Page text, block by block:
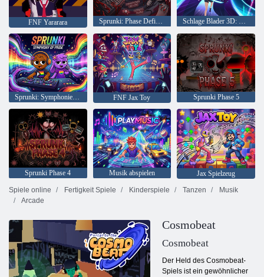
FNF Yararara Sprunki: Phase Definitive Edition Schlage Blader 3D: EDM-Musikrennen
Sprunki: Symphonie des Stolzes FNF Jax Toy Sprunki Phase 5
Sprunki Phase 4 Musik abspielen
Jax Spielzeug
Spiele online
Fertigkeit Spiele Kinderspiele Tanzen
Musik
Arcade
Cosmobeat
Cosmobeat
Der Held des Cosmobeat-
Spiels ist ein gewöhnlicher